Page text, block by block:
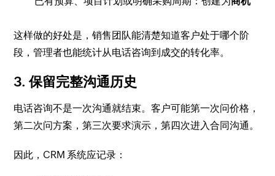
这样做的好处是，销售团队能清楚知道客户处于哪个阶
段，管理者也能统计从电话咨询到成交的转化率。
3. 保留完整沟通历史
电话咨询不是一次沟通就结束。客户可能第一次问价格，
第二次问方案，第三次要求演示，第四次进入合同沟通。
因此，CRM 系统应记录：